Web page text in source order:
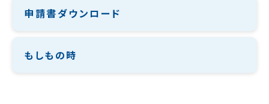
申請書ダウンロード
もしもの時